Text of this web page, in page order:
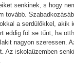
senkinek, s hogy
tovább.
a serdülőkkel, akik
eddig föl se tűnt, ha
nagyon szeressen.
Az iskolaüzemben